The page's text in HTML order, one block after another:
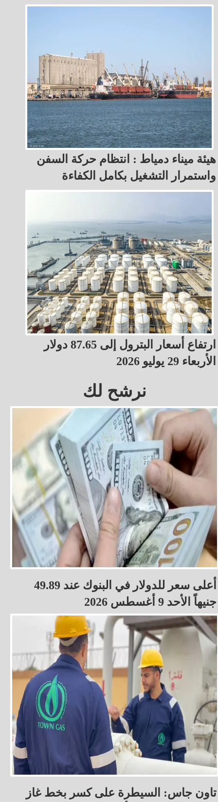
هيئة ميناء دمياط : انتظام حركة السفن
واستمرار التشغيل بكامل الكفاءة
ارتفاع أسعار البترول إلى 87.65 دولار
الأربعاء 29 يوليو 2026
نرشح لك
أعلى سعر للدولار في البنوك عند 49.89
جنيهاً الأحد 9 أغسطس 2026
تاون جاس: السيطرة على كسر بخط غاز